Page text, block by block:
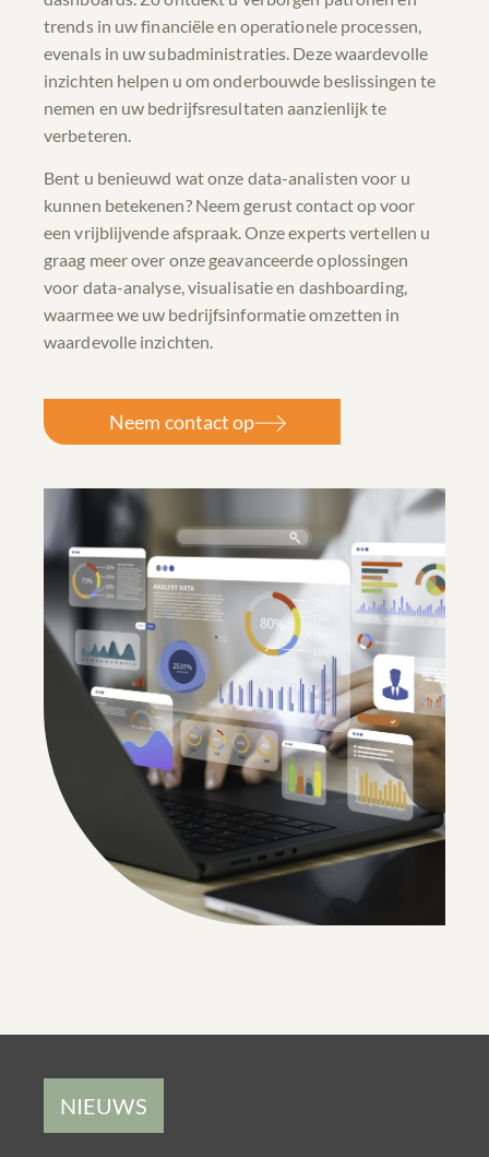
trends in uw financiële en operationele processen,
evenals in uw subadministraties. Deze waardevolle
inzichten helpen u om onderbouwde beslissingen te
nemen en uw bedrijfsresultaten aanzienlijk te
verbeteren.
Bent u benieuwd wat onze data-analisten voor u
kunnen betekenen? Neem gerust contact op voor
een vrijblijvende afspraak. Onze experts vertellen u
graag meer over onze geavanceerde oplossingen
voor data-analyse, visualisatie en dashboarding,
waarmee we uw bedrijfsinformatie omzetten in
waardevolle inzichten.
Neem contact op
NIEUWS